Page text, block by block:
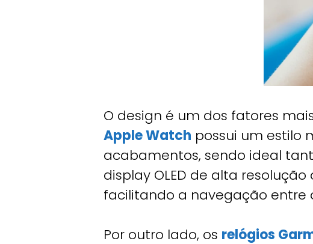
O design é um dos fatores
Apple Watch possui um estilo
acabamentos, sendo ideal
display OLED de alta
facilitando a navegação entre
Por outro lado, os relógios